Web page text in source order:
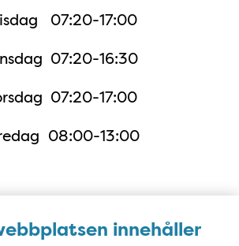
innehåller
07:20-17:00
07:20-16:30
07:20-17:00
08:00-13:00